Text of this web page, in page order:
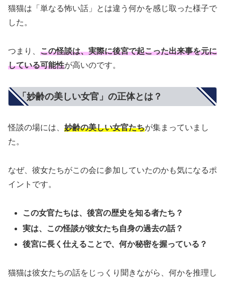
猫猫は「単なる怖い話」とは違う何かを感じ取った様子で
した。
つまり、 この怪談は、実際に後宮で起こった出来事を元に
している可能性が高いのです。
「妙齢の美しい女官」の正体とは？
怪談の場には、 妙齢の美しい女官たちが集まっていまし
た。
なぜ、彼女たちがこの会に参加していたのかも気になるポ
イントです。
この女官たちは、後宮の歴史を知る者たち？
実は、この怪談が彼女たち自身の過去の話？
後宮に長く仕えることで、何か秘密を握っている？
猫猫は彼女たちの話をじっくり聞きながら、何かを推理し